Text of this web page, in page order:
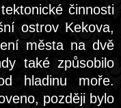
činnosti
ostrov Kekova,
města na dvě
také způsobilo
hladinu moře.
později bylo